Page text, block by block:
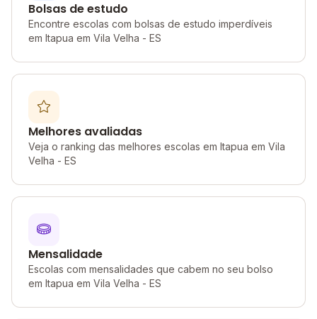
Bolsas de estudo
Encontre escolas com bolsas de estudo imperdíveis
em Itapua em Vila Velha - ES
Melhores avaliadas
Veja o ranking das melhores escolas em Itapua em Vila
Velha - ES
Mensalidade
Escolas com mensalidades que cabem no seu bolso
em Itapua em Vila Velha - ES